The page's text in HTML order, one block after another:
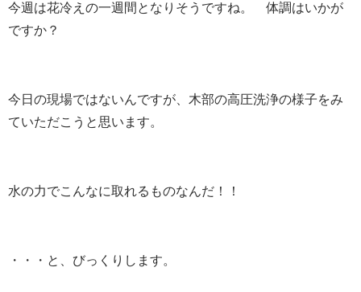
今週は花冷えの一週間となりそうですね。 体調はいかが
ですか？
今日の現場ではないんですが、木部の高圧洗浄の様子をみ
ていただこうと思います。
水の力でこんなに取れるものなんだ！！
・・・と、びっくりします。